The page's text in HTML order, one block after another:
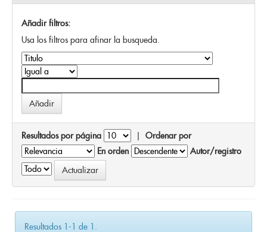
Añadir filtros:
Usa los filtros para afinar la busqueda.
Resultados por página | Ordenar por
En orden
Autor/registro
Resultados 1-1 de 1.